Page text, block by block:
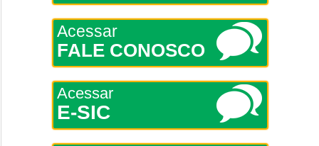
Acessar
FALE CONOSCO
Acessar
E-SIC